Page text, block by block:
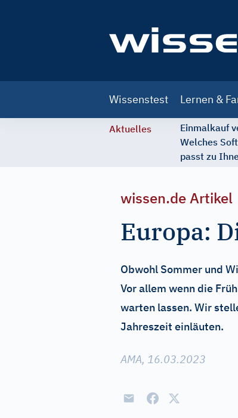
navigation
Wissenstest Lernen &
Aktuelles
Einmalkauf
Welches
passt zu
wissen.de Artikel
Europa:
Obwohl Sommer und
Vor allem wenn die
warten lassen. Wir
Jahreszeit einläuten.
AMA, 16.03.2023